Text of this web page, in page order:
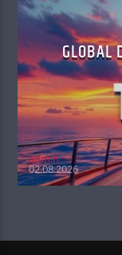
GLOBAL
admin
02.08.2026